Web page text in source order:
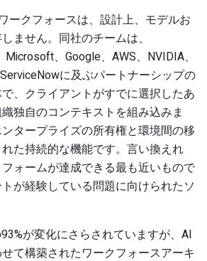
ークフォースは、設計上、モデルお
ません。同社のチームは、
、Google、AWS、NVIDIA、
に及ぶパートナーシップの
、クライアントがすでに選択したあ
独自のコンテキストを組み込みま
タープライズの所有権と環境間の移
た持続的な機能です。言い換えれ
ォームが達成できる最も近いもので
が経験している問題に向けられたソ
が変化にさらされていますが、AI
て構築されたワークフォースアーキ